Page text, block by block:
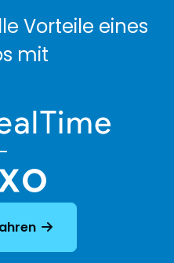
Vorteile eines
mit